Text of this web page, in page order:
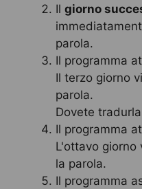
Il giorno
parola.
Il programma
Il terzo giorno
parola.
Dovete
Il programma
L'ottavo giorno
la parola.
Il programma